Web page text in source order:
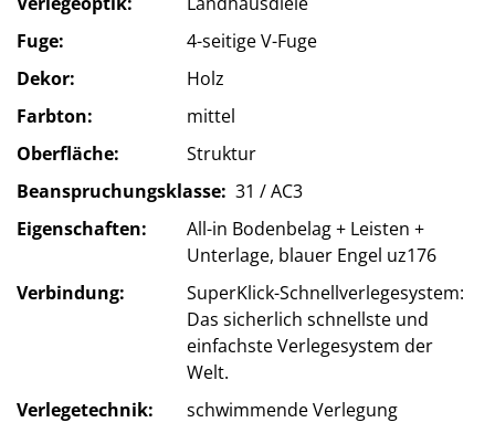
Fuge
4-seitige V-Fuge
Dekor
Holz
Farbton
mittel
Oberfläche
Struktur
Beanspruchungsklasse 31 / AC3
Eigenschaften
All-in Bodenbelag + Leisten +
Unterlage, blauer Engel uz176
Verbindung
SuperKlick-Schnellverlegesystem:
Das sicherlich schnellste und
einfachste Verlegesystem der
Welt.
Verlegetechnik
schwimmende Verlegung